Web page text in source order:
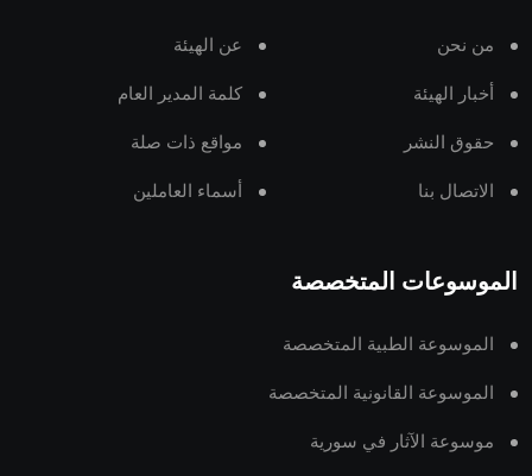
من نحن عن الهيئة
أخبار الهيئة كلمة المدير العام
حقوق النشر مواقع ذات صلة
الاتصال بنا أسماء العاملين
الموسوعات المتخصصة
الموسوعة الطبية المتخصصة
الموسوعة القانونية المتخصصة
موسوعة الآثار في سورية